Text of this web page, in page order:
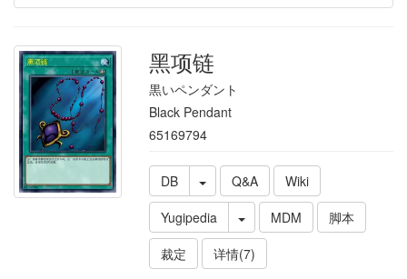
黑项链
黒いペンダント
Black Pendant
65169794
DB Q&A
Wiki
Yugipedia
MDM
脚本
裁定
详情(7)